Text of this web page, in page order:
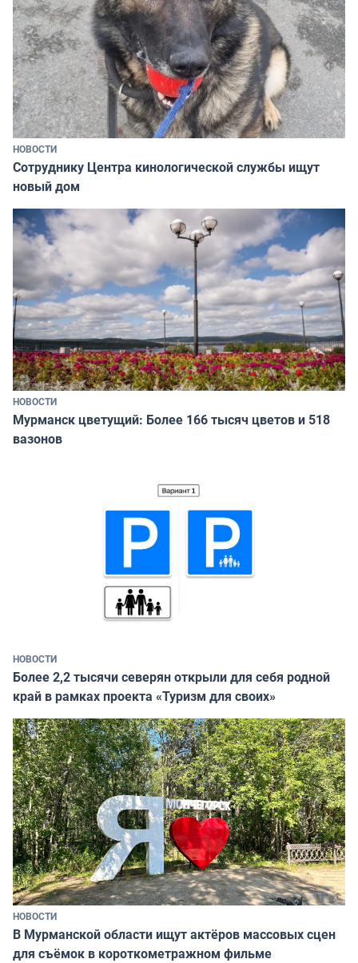
НОВОСТИ
Сотруднику Центра кинологической службы ищут
новый дом
НОВОСТИ
Мурманск цветущий: Более 166 тысяч цветов и 518
вазонов
НОВОСТИ
Более 2,2 тысячи северян открыли для себя родной
край в рамках проекта «Туризм для своих»
НОВОСТИ
В Мурманской области ищут актёров массовых сцен
для съёмок в короткометражном фильме